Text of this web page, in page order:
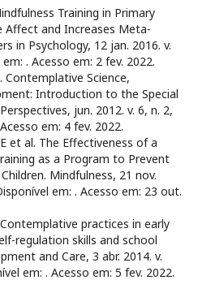
Training in Primary
Affect and Increases Meta-
in Psychology, 12 jan. 2016. v.
em: . Acesso em: 2 fev. 2022.
Contemplative Science,
Introduction to the Special
jun. 2012. v. 6, n. 2,
em: 4 fev. 2022.
et al. The Effectiveness of a
as a Program to Prevent
Mindfulness, 21 nov.
em: . Acesso em: 23 out.
practices in early
regulation skills and school
and Care, 3 abr. 2014. v.
em: . Acesso em: 5 fev. 2022.